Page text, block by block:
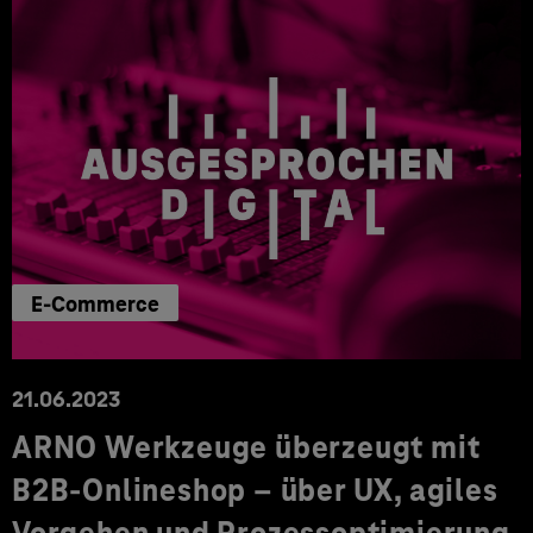
E-Commerce
21.06.2023
ARNO Werkzeuge überzeugt mit
B2B-Onlineshop – über UX, agiles